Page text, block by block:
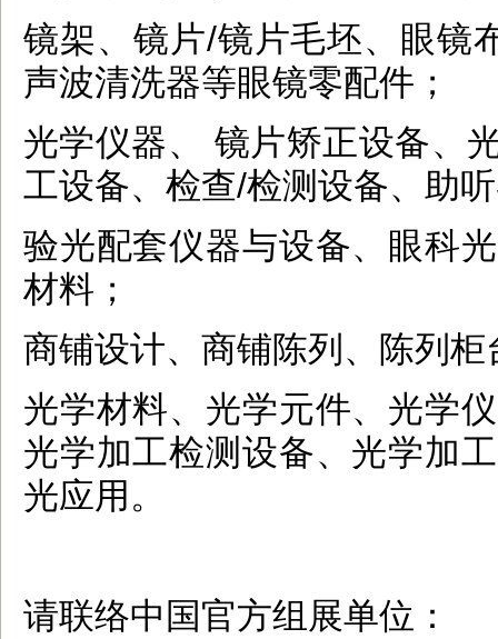
镜架、镜片/镜片毛坯、眼镜
声波清洗器等眼镜零配件；
光学仪器、 镜片矫正设备、
工设备、检查/检测设备、助
验光配套仪器与设备、眼科
材料；
商铺设计、商铺陈列、陈列
光学材料、光学元件、光学
光学加工检测设备、光学加
光应用。
请联络中国官方组展单位：